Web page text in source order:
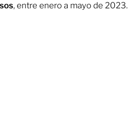
, entre enero a mayo de 2023.